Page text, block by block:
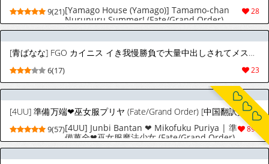
28
9(21)[Yamago House (Yamago)] Tamamo-chan
Nurunuru Summer! (Fate/Grand Order)
[Digital]
[青ばなな] FGO カイニス イき我慢勝負で大量中出しされてメスになる神霊
23
6(17)
[4UU] 準備万端❤︎巫女服プリヤ (Fate/Grand Order) [中国翻訳]
891
9(57)[4UU] Junbi Bantan ❤︎ Mikofuku Puriya | 準
備萬全❤︎巫女服魔法少女 (Fate/Grand Order)
[Chinese] [無駄君個人漢化]